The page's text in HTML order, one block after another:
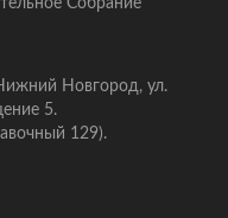
Собрание
Новгород, ул.
5.
129).